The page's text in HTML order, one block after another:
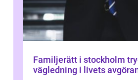
Familjerätt i stockholm trygg
vägledning i livets